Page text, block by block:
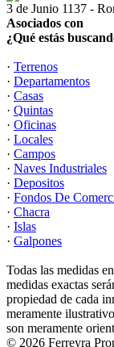
3 de Junio 1137 -
Asociados con
¿Qué estás
· Terrenos
· Departamentos
· Casas
· Quintas
· Oficinas
· Locales
· Campos
· Naves Industriales
· Depositos
· Fondos De
· Chacra
· Islas
· Galpones
Todas las medidas
medidas exactas
propiedad de cada
meramente
son meramente
© 2026 Ferreyra